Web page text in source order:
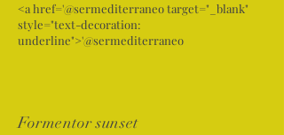
<a href='@sermediterraneo target="_blank"
style="text-decoration:
underline">'@sermediterraneo
Formentor sunset